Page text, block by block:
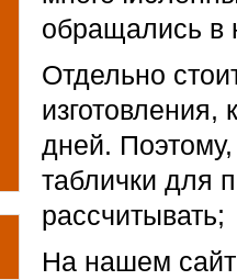
обращались в
Отдельно
изготовления,
дней.
таблички для
рассчитывать;
На нашем